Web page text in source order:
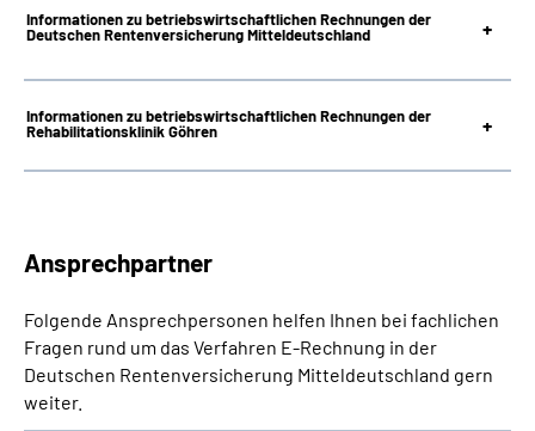
Mein Kundenportal
Informationen zu betriebswirtschaftlichen Rechnungen der
Deutschen Rentenversicherung Mitteldeutschland
Informationen zu betriebswirtschaftlichen Rechnungen der
Rehabilitationsklinik Göhren
Ansprechpartner
Folgende Ansprechpersonen helfen Ihnen bei fachlichen
Fragen rund um das Verfahren E-Rechnung in der
Deutschen Rentenversicherung Mitteldeutschland gern
weiter.